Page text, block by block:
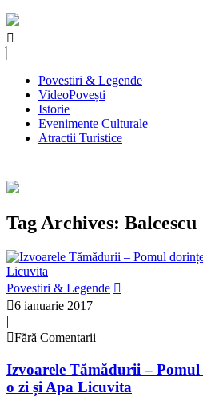
Povestiri & Legende
VideoPovești
Istorie
Evenimente Culturale
Atractii Turistice
Tag Archives: Balcescu
Povestiri & Legende
6 ianuarie 2017
|
Fără Comentarii
Izvoarele Tămădurii –
o zi și Apa Licuvita